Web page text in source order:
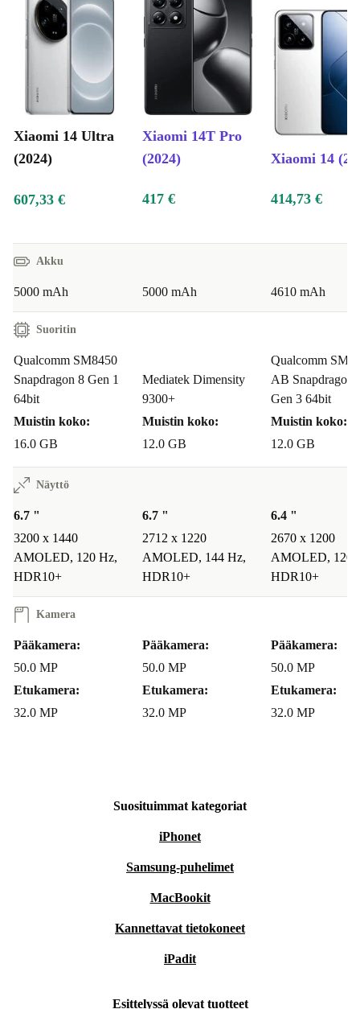
Xiaomi 14 Ultra
(2024)
Xiaomi 14T Pro
(2024)
Xiaomi 14
607,33 € 417 € 414,73 €
Akku
5000 mAh 5000 mAh 4610 mAh
Suoritin
Qualcomm SM8450
Snapdragon 8 Gen 1
64bit
Muistin koko:
16.0 GB
Mediatek Dimensity
9300+
Muistin koko:
12.0 GB
Qualcomm
AB Snapdragon
Gen 3 64bit
Muistin koko:
12.0 GB
Näyttö
6.7 "
3200 x 1440
AMOLED, 120 Hz,
HDR10+
6.7 "
2712 x 1220
AMOLED, 144 Hz,
HDR10+
6.4 "
2670 x 1200
AMOLED, 120
HDR10+
Kamera
Pääkamera:
50.0 MP
Etukamera:
32.0 MP
Pääkamera:
50.0 MP
Etukamera:
32.0 MP
Pääkamera:
50.0 MP
Etukamera:
32.0 MP
Suosituimmat kategoriat
iPhonet
Samsung-puhelimet
MacBookit
Kannettavat tietokoneet
iPadit
Esittelyssä olevat tuotteet